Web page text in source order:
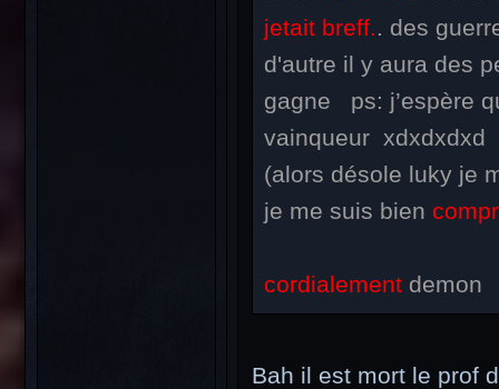
jetait breff.. des
d'autre il y aura des
gagne ps: j’espère
vainqueur
(alors désole luky je
je me suis bien
cordialement demon
Bah il est mort le prof